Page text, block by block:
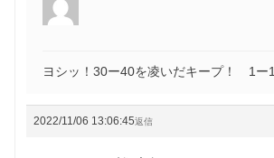
ヨシッ！30ー40を凌いだキープ！ 1ー1
2022/11/06 13:06:45返信